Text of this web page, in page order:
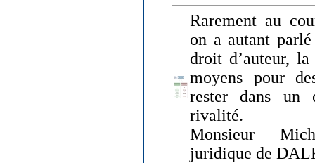
Rarement au
on a autant
droit d’auteur,
moyens pour
rester dans un
rivalité.
Monsieur
juridique de